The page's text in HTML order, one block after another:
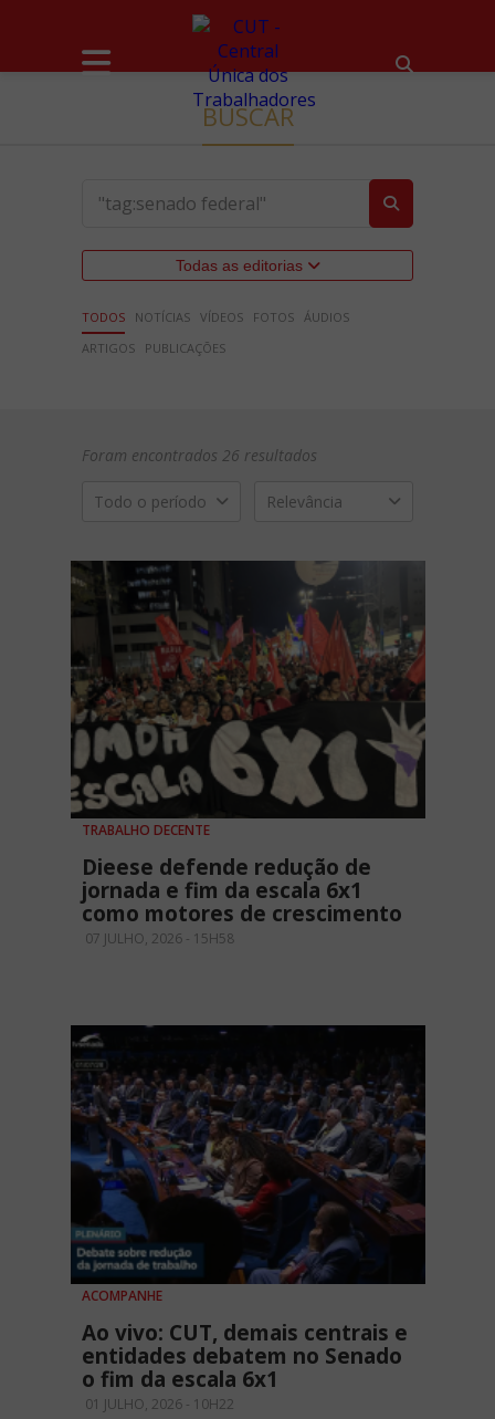
BUSCAR
Todas as editorias
TODOS NOTÍCIAS VÍDEOS FOTOS ÁUDIOS
ARTIGOS
PUBLICAÇÕES
Foram encontrados 26 resultados
Todo o período Relevância
TRABALHO DECENTE
Dieese defende redução de
jornada e fim da escala 6x1
como motores de crescimento
07 JULHO, 2026 - 15H58
ACOMPANHE
Ao vivo: CUT, demais centrais e
entidades debatem no Senado
o fim da escala 6x1
01 JULHO, 2026 - 10H22